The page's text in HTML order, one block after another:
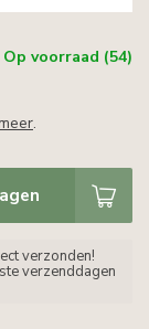
Op voorraad (54)
.
verzonden!
verzenddagen